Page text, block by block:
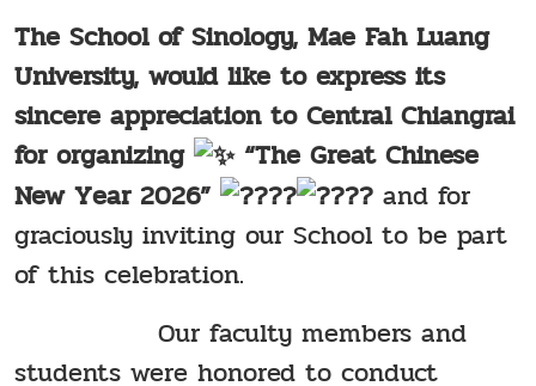
The School of Sinology, Mae Fah Luang
University, would like to express its
sincere appreciation to Central Chiangrai
for organizing
“The Great Chinese
New Year 2026”
and for
graciously inviting our School to be part
of this celebration.
Our faculty members and
students were honored to conduct